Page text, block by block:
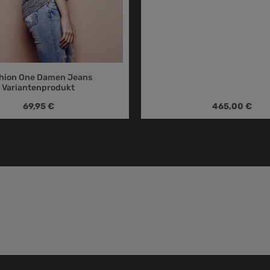
Wert ein oder benutze die
One Damen Jeans
Variantenprodukt
Regulärer Preis:
69,95 € Regulärer Preis:
465,00 €